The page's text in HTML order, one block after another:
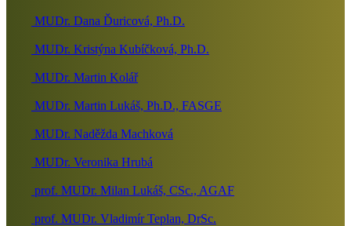
MUDr. Dana Ďuricová, Ph.D.
MUDr. Kristýna Kubíčková, Ph.D.
MUDr. Martin Kolář
MUDr. Martin Lukáš, Ph.D., FASGE
MUDr. Naděžda Machková
MUDr. Veronika Hrubá
prof. MUDr. Milan Lukáš, CSc., AGAF
prof. MUDr. Vladimír Teplan, DrSc.